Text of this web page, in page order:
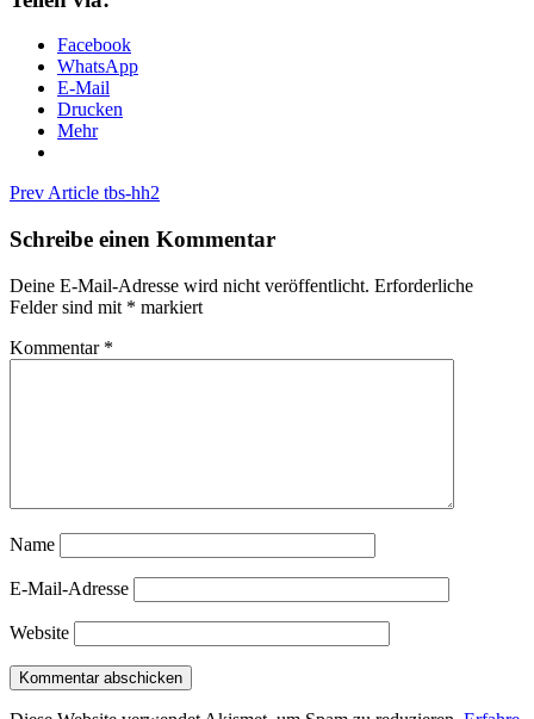
Facebook
WhatsApp
E-Mail
Drucken
Mehr
Beitragsnavigation
Previous
Prev Article tbs-hh2
Schreibe einen Kommentar
Deine E-Mail-Adresse wird nicht veröffentlicht. Erforderliche
Felder sind mit * markiert
Kommentar *
Name
E-Mail-Adresse
Website